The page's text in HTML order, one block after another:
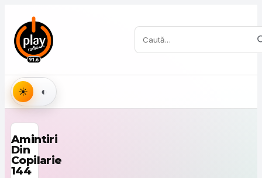
Caută:
Aspect
Amintiri
Din
Copilarie
144